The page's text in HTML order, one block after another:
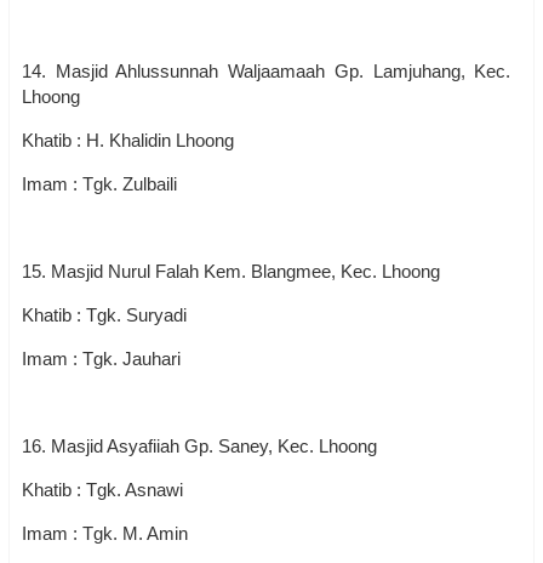
14. Masjid Ahlussunnah Waljaamaah Gp. Lamjuhang, Kec.
Lhoong
Khatib : H. Khalidin Lhoong
Imam : Tgk. Zulbaili
15. Masjid Nurul Falah Kem. Blangmee, Kec. Lhoong
Khatib : Tgk. Suryadi
Imam : Tgk. Jauhari
16. Masjid Asyafiiah Gp. Saney, Kec. Lhoong
Khatib : Tgk. Asnawi
Imam : Tgk. M. Amin